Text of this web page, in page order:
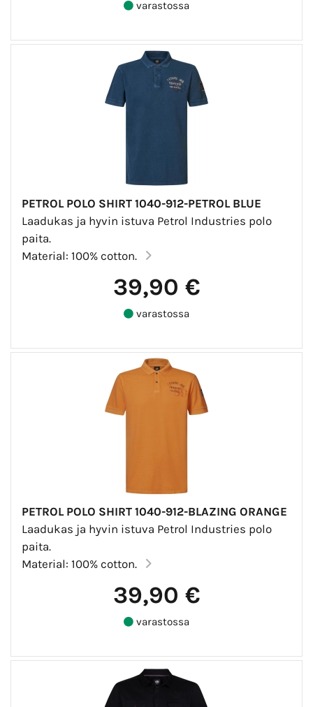
varastossa
PETROL POLO SHIRT 1040-912-PETROL BLUE
Laadukas ja hyvin istuva Petrol Industries polo
paita.
Material: 100% cotton.
39,90 €
varastossa
PETROL POLO SHIRT 1040-912-BLAZING ORANGE
Laadukas ja hyvin istuva Petrol Industries polo
paita.
Material: 100% cotton.
39,90 €
varastossa